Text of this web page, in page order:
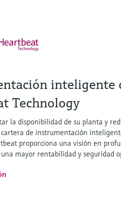
inteligente
Technology
la disponibilidad de su planta y
cartera de instrumentación
proporciona una visión en
mayor rentabilidad y seguridad